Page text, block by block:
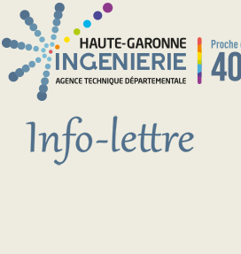
Aller au contenu principal